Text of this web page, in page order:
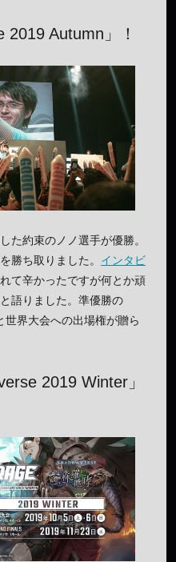
2019 Autumn」！
た約束のノノ選手が優勝。
勝ち取りました。 インタビ
て辛かったですが何とか頑
語りました。準優勝の
界大会への出場権が贈ら
2019 Winter」